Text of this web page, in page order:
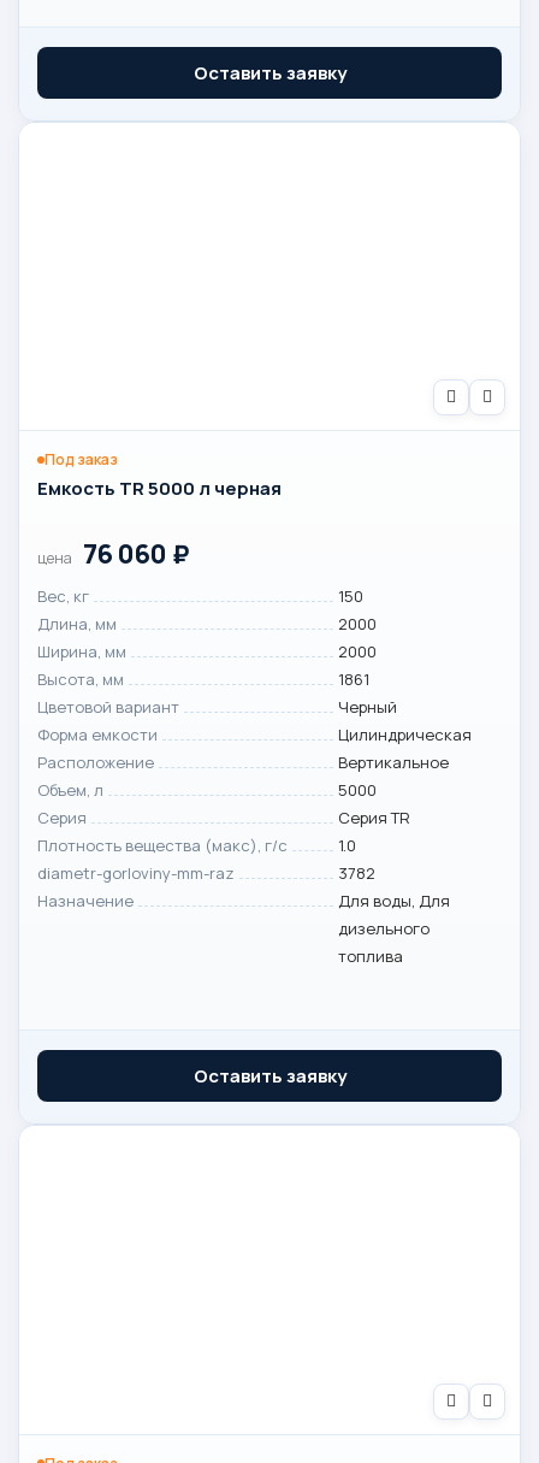
Оставить заявку
Под заказ
Емкость TR 5000 л черная
цена 76 060 ₽
Вес, кг
150
Длина, мм
2000
Ширина, мм
2000
Высота, мм
1861
Цветовой вариант
Черный
Форма емкости
Цилиндрическая
Расположение
Вертикальное
Объем, л
5000
Серия
Серия TR
Плотность вещества (макс), г/с
1.0
diametr-gorloviny-mm-raz
3782
Назначение
Для воды, Для
дизельного
топлива
Оставить заявку